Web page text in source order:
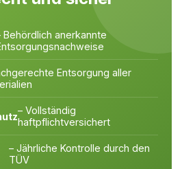
Behördlich anerkannte
Entsorgung aller
– Vollständig
haftpflichtversichert
– Jährliche Kontrolle durch den
TÜV